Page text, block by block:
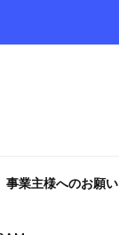
事業主様へのお願い